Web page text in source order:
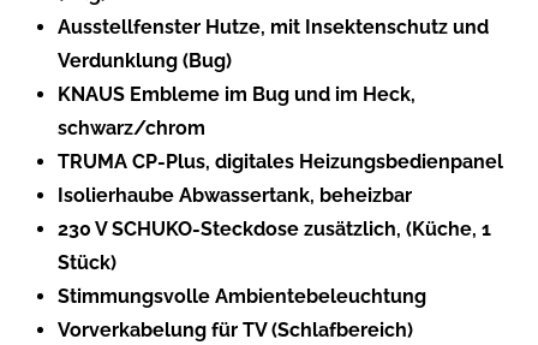
Ausstellfenster Hutze, mit Insektenschutz und
Verdunklung (Bug)
KNAUS Embleme im Bug und im Heck,
schwarz/chrom
TRUMA CP-Plus, digitales Heizungsbedienpanel
Isolierhaube Abwassertank, beheizbar
230 V SCHUKO-Steckdose zusätzlich, (Küche, 1
Stück)
Stimmungsvolle Ambientebeleuchtung
Vorverkabelung für TV (Schlafbereich)